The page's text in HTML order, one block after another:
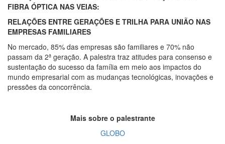
FIBRA ÓPTICA NAS VEIAS:
RELAÇÕES ENTRE GERAÇÕES E TRILHA PARA UNIÃO NAS
EMPRESAS FAMILIARES
No mercado, 85% das empresas são familiares e 70% não
passam da 2ª geração. A palestra traz atitudes para consenso e
sustentação do sucesso da família em meio aos impactos do
mundo empresarial com as mudanças tecnológicas, inovações e
pressões da concorrência.
Mais sobre o palestrante
GLOBO